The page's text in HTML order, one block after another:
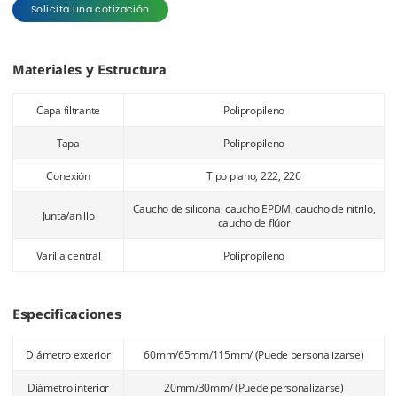
Solicita una cotización
Materiales y Estructura
Capa filtrante Polipropileno
Tapa Polipropileno
Conexión Tipo plano, 222, 226
Junta/anillo
Caucho de silicona, caucho EPDM, caucho de nitrilo,
caucho de flúor
Varilla central Polipropileno
Especificaciones
Diámetro exterior 60mm/65mm/115mm/ (Puede personalizarse)
Diámetro interior 20mm/30mm/ (Puede personalizarse)